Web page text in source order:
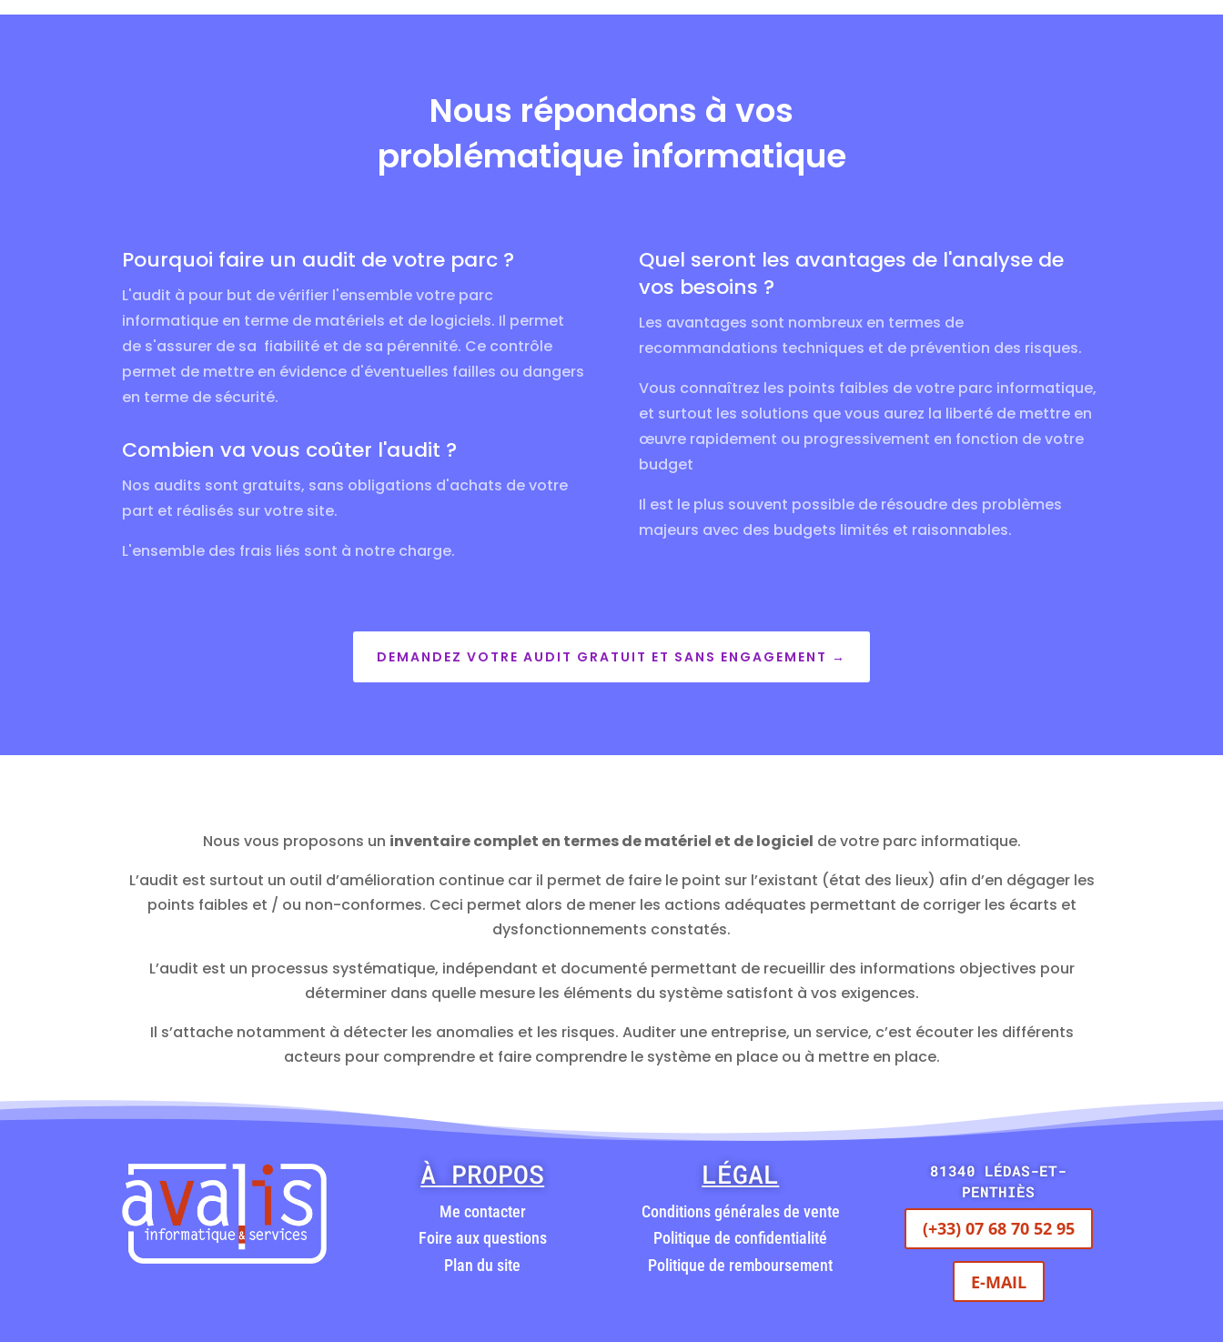
Nous répondons à vos
problématique informatique
Pourquoi faire un audit de votre parc ?
L'audit à pour but de vérifier l'ensemble votre parc
informatique en terme de matériels et de logiciels. Il permet
de s'assurer de sa fiabilité et de sa pérennité. Ce contrôle
permet de mettre en évidence d'éventuelles failles ou dangers
en terme de sécurité.
Combien va vous coûter l'audit ?
Nos audits sont gratuits, sans obligations d'achats de votre
part et réalisés sur votre site.
L'ensemble des frais liés sont à notre charge.
Quel seront les avantages de l'analyse de
vos besoins ?
Les avantages sont nombreux en termes de
recommandations techniques et de prévention des risques.
Vous connaîtrez les points faibles de votre parc informatique,
et surtout les solutions que vous aurez la liberté de mettre en
œuvre rapidement ou progressivement en fonction de votre
budget
Il est le plus souvent possible de résoudre des problèmes
majeurs avec des budgets limités et raisonnables.
DEMANDEZ VOTRE AUDIT GRATUIT ET SANS ENGAGEMENT →
Nous vous proposons un inventaire complet en termes de matériel et de logiciel de votre parc informatique.
L’audit est surtout un outil d’amélioration continue car il permet de faire le point sur l’existant (état des lieux) afin d’en dégager les
points faibles et / ou non-conformes. Ceci permet alors de mener les actions adéquates permettant de corriger les écarts et
dysfonctionnements constatés.
L’audit est un processus systématique, indépendant et documenté permettant de recueillir des informations objectives pour
déterminer dans quelle mesure les éléments du système satisfont à vos exigences.
Il s’attache notamment à détecter les anomalies et les risques. Auditer une entreprise, un service, c’est écouter les différents
acteurs pour comprendre et faire comprendre le système en place ou à mettre en place.
À PROPOS
Me contacter
Foire aux questions
Plan du site
LÉGAL
Conditions générales de vente
Politique de confidentialité
Politique de remboursement
81340 LÉDAS-ET-
PENTHIÈS
(+33) 07 68 70 52 95
E-MAIL